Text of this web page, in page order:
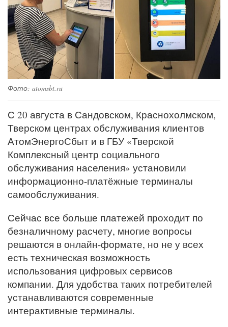
Фото: atomsbt.ru
С 20 августа в Сандовском, Краснохолмском,
Тверском центрах обслуживания клиентов
АтомЭнергоСбыт и в ГБУ «Тверской
Комплексный центр социального
обслуживания населения» установили
информационно-платёжные терминалы
самообслуживания.
Сейчас все больше платежей проходит по
безналичному расчету, многие вопросы
решаются в онлайн-формате, но не у всех
есть техническая возможность
использования цифровых сервисов
компании. Для удобства таких потребителей
устанавливаются современные
интерактивные терминалы.